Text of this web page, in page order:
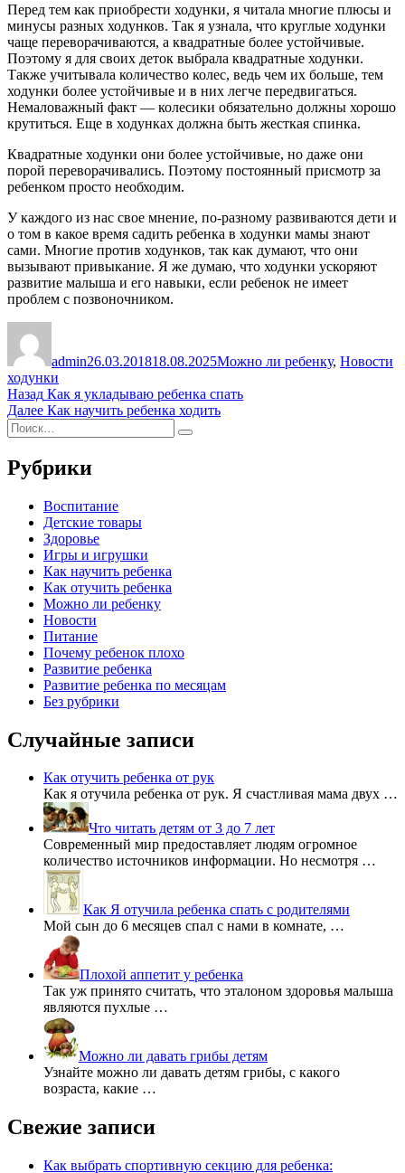
Перед тем как приобрести ходунки, я читала многие плюсы и
минусы разных ходунков. Так я узнала, что круглые ходунки
чаще переворачиваются, а квадратные более устойчивые.
Поэтому я для своих деток выбрала квадратные ходунки.
Также учитывала количество колес, ведь чем их больше, тем
ходунки более устойчивые и в них легче передвигаться.
Немаловажный факт — колесики обязательно должны хорошо
крутиться. Еще в ходунках должна быть жесткая спинка.
Квадратные ходунки они более устойчивые, но даже они
порой переворачивались. Поэтому постоянный присмотр за
ребенком просто необходим.
У каждого из нас свое мнение, по-разному развиваются дети и
о том в какое время садить ребенка в ходунки мамы знают
сами. Многие против ходунков, так как думают, что они
вызывают привыкание. Я же думаю, что ходунки ускоряют
развитие малыша и его навыки, если ребенок не имеет
проблем с позвоночником.
admin26.03.201818.08.2025Можно ли ребенку, Новости
ходунки
Навигация
по
записям
Назад Предыдущая
запись:
Как я укладываю ребенка спать
Далее Следующая
Как научить ребенка ходить
Искать:
Поиск
Рубрики
Воспитание
Детские товары
Здоровье
Игры и игрушки
Как научить ребенка
Как отучить ребенка
Можно ли ребенку
Новости
Питание
Почему ребенок плохо
Развитие ребенка
Развитие ребенка по месяцам
Без рубрики
Случайные записи
Как отучить ребенка от рук
Как я отучила ребенка от рук. Я счастливая мама двух …
Что читать детям от 3 до 7 лет
Современный мир предоставляет людям огромное
количество источников информации. Но несмотря …
Как Я отучила ребенка спать с родителями
Мой сын до 6 месяцев спал с нами в комнате, …
Плохой аппетит у ребенка
Так уж принято считать, что эталоном здоровья малыша
являются пухлые …
Можно ли давать грибы детям
Узнайте можно ли давать детям грибы, с какого
возраста, какие …
Свежие записи
Как выбрать спортивную секцию для ребенка: